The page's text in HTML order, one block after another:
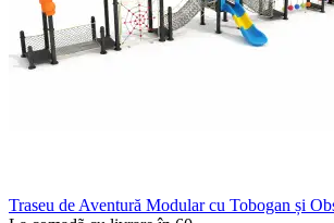
Traseu de Aventură Modular cu Tobogan și